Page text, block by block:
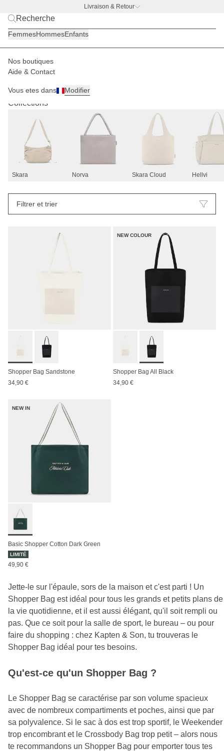
Livraison & Retour
BACK TO WORK —
FemmesHommesEnfants
Nos boutiques
Aide & Contact
Vous etes dans Modifier
Sacs à main
Collections
Skara Norva Skara Cloud Hellvi
Filtrer et trier
Shopper Bag Sandstone
34,90 €
NEW COLOUR
Shopper Bag All Black
34,90 €
NEW IN
Basic Shopper Cotton Dark Green
LIMITÉ
49,90 €
Jette-le sur l'épaule, sors de la maison et c'est parti ! Un
Shopper Bag est idéal pour tous les grands et petits plans de
la vie quotidienne, et il est aussi élégant, qu'il soit rempli ou
pas. Que ce soit pour la salle de sport, le bureau – ou pour
faire du shopping : chez Kapten & Son, tu trouveras le
Shopper Bag idéal pour tes besoins.
Qu'est-ce qu'un Shopper Bag ?
Le Shopper Bag se caractérise par son volume spacieux
avec de nombreux compartiments et poches, ainsi que par
sa polyvalence. Si le sac à dos est trop sportif, le Weekender
trop encombrant et le Crossbody Bag trop petit – alors nous
te recommandons un Shopper Bag pour emporter tous tes